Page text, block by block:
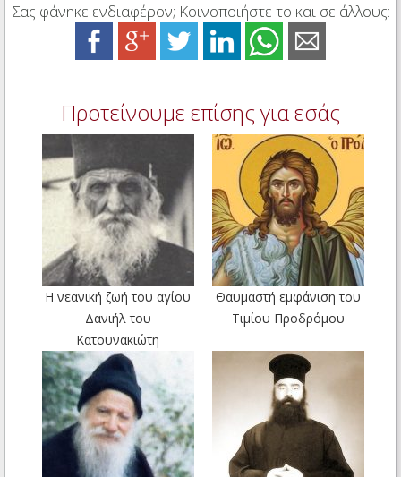
Σας φάνηκε ενδιαφέρον; Κοινοποιήστε το και σε άλλους:
Προτείνουμε επίσης για εσάς
Η νεανική ζωή του αγίου
Δανιήλ του
Κατουνακιώτη
Θαυμαστή εμφάνιση του
Τιμίου Προδρόμου